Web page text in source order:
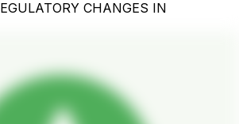
CHANGES IN